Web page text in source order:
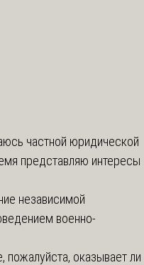
частной юридической
представляю интересы
независимой
военно-
оказывает ли